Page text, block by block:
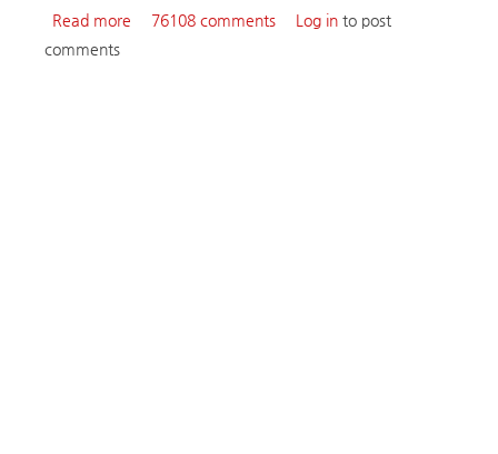
Read more about XR1 Round1 코스 벨로시드론 맵 안내
76108 comments Log in to post
comments